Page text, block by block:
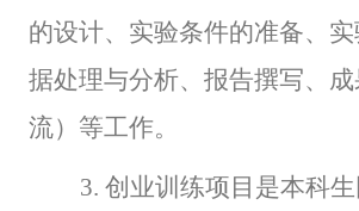
的设计、实验条件的准备、
据处理与分析、报告撰写、
流）等工作。
3. 创业训练项目是本科